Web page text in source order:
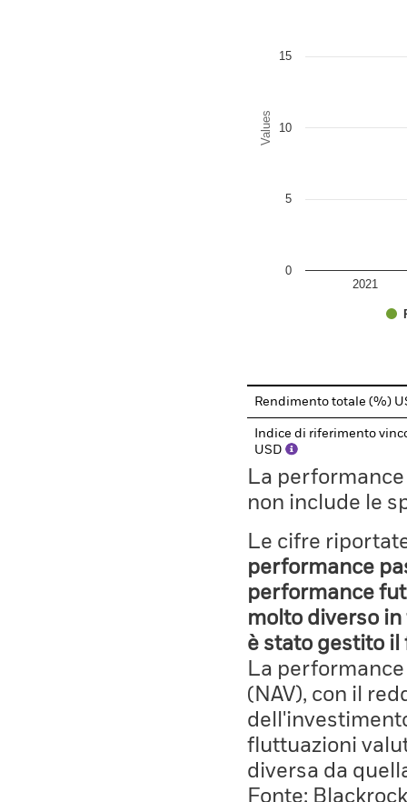
Values
2021
0
5
10
15
Rendimento totale (%)
Indice di riferimento
USD
La
non include le
Le cifre
performance
performance
molto diverso
è stato gestito il
La
(NAV), con il
fluttuazioni
diversa da
Fonte: Blackrock